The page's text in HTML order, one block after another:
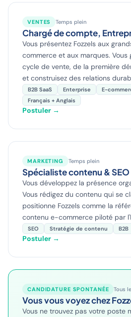
VENTES Temps plein
Chargé de compte,
Vous présentez Fozzels aux
commerce et aux marques. Vous
cycle de vente, de la première
et construisez des relations
B2B SaaS Enterprise
E-
Français + Anglais
Postuler →
MARKETING Temps plein
Spécialiste contenu & SEO
Vous développez la présence
Vous rédigez du contenu qui se
positionne Fozzels comme la
contenu e-commerce piloté par
SEO Stratégie de contenu B2B
Postuler →
CANDIDATURE SPONTANÉE Tous
Vous vous voyez chez
Vous ne trouvez pas votre poste